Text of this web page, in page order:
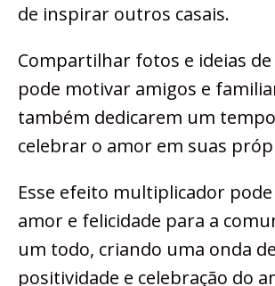
de inspirar outros casais.
Compartilhar fotos e ideias de
pode motivar amigos e
também dedicarem um
celebrar o amor em suas
Esse efeito multiplicador
amor e felicidade para a
um todo, criando uma onda de
positividade e celebração do